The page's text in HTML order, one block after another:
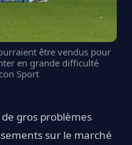
être vendus pour
en grande difficulté
Sport
gros problèmes
sur le marché